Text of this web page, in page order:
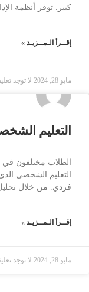
كبير. توفر أنظمة
إقــرأ الـمــزيـد »
مايو 28, 2024 لا توجد
التعليم
الطلاب مختلفون في
التعليم الشخصي
فردي. من خلال
إقــرأ الـمــزيـد »
مايو 28, 2024 لا توجد